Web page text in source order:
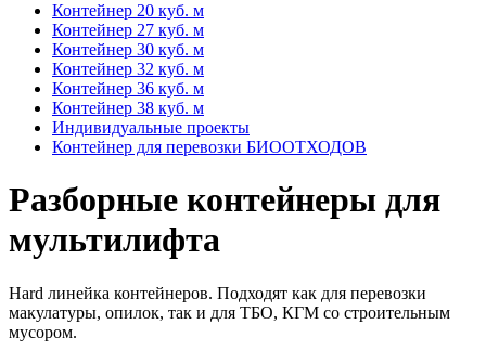
Контейнер 20 куб. м
Контейнер 27 куб. м
Контейнер 30 куб. м
Контейнер 32 куб. м
Контейнер 36 куб. м
Контейнер 38 куб. м
Индивидуальные проекты
Контейнер для перевозки БИООТХОДОВ
Разборные контейнеры для
мультилифта
Hard линейка контейнеров. Подходят как для перевозки
макулатуры, опилок, так и для ТБО, КГМ со строительным
мусором.